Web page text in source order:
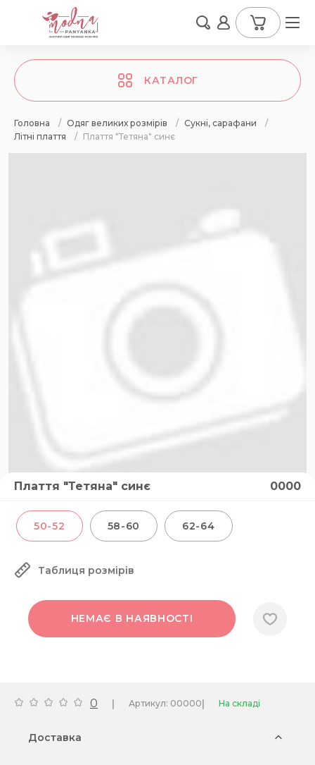
КАТАЛОГ
Головна / Одяг великих розмірів / Сукні, сарафани
/
Літні плаття
/ Плаття "Тетяна" синє
Плаття "Тетяна" синє 0000
50-52 58-60 62-64
Таблиця розмірів
НЕМАЄ В НАЯВНОСТІ
0 | Артикул: 00000| На складі
Доставка